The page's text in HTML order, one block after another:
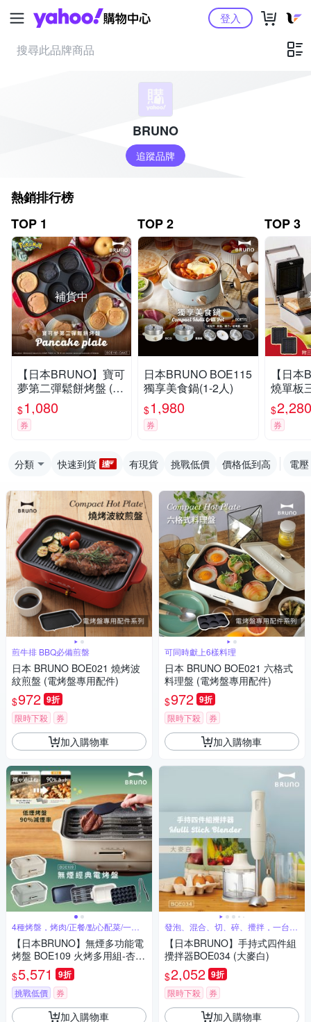
Yahoo購物中心登入
BRUNO
追蹤品牌
熱銷排行榜
TOP 1
補貨中
【日本BRUNO】寶可
夢第二彈鬆餅烤盤 (B
OE021/BOE118適用)
$1,080
券
TOP 2
日本BRUNO BOE115
獨享美食鍋(1-2人)
$1,980
券
TOP 3
【日
燒單板
083 杏
$2,280
券
分類 快速到貨 有現貨 挑戰低價 價格低到高 電壓
煎牛排 BBQ必備煎盤
日本 BRUNO BOE021 燒烤波
紋煎盤 (電烤盤專用配件)
$972 9折
限時下殺 券
加入購物車
4種烤盤，烤肉/正餐/點心配菜/一組
搞定
【日本BRUNO】無煙多功能電
烤盤 BOE109 火烤多用組-杏子
灰/開心果綠兩色任選(附陶瓷鴛
鴦鍋+減煙烤盤+平面烤盤+章魚
燒烤盤+耐熱夾)
$5,571 9折
挑戰低價 券
加入購物車
可同時獻上6樣料理
日本 BRUNO BOE021 六格式
料理盤 (電烤盤專用配件)
$972 9折
限時下殺 券
加入購物車
發泡、混合、切、碎、攪拌，一台搞
定
【日本BRUNO】手持式四件組
攪拌器BOE034 (大麥白)
$2,052 9折
限時下殺 券
加入購物車